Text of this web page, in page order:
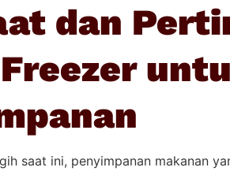
dan
saat ini, penyimpanan makanan